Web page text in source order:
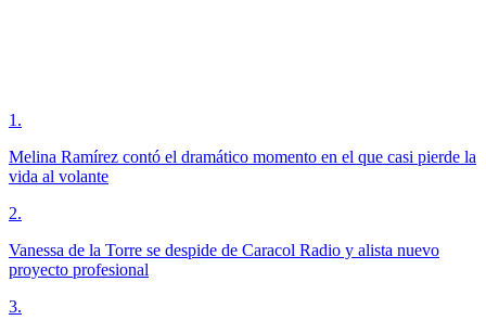
1 .
Melina Ramírez contó el dramático momento en el que casi pierde la
vida al volante
2.
Vanessa de la Torre se despide de Caracol Radio y alista nuevo
proyecto profesional
3.